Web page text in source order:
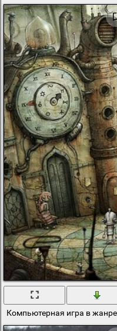
Компьютерная игра в